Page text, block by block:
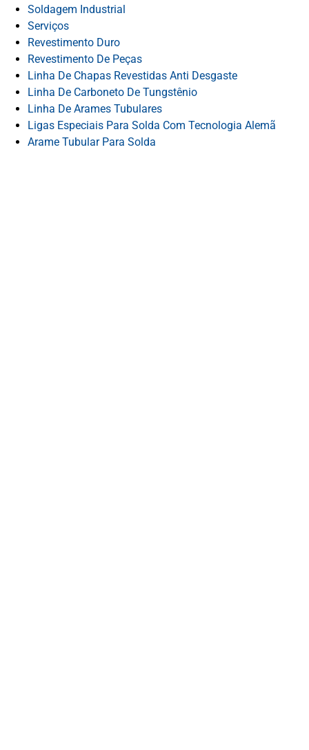
Soldagem Industrial
Serviços
Revestimento Duro
Revestimento De Peças
Linha De Chapas Revestidas Anti Desgaste
Linha De Carboneto De Tungstênio
Linha De Arames Tubulares
Ligas Especiais Para Solda Com Tecnologia Alemã
Arame Tubular Para Solda